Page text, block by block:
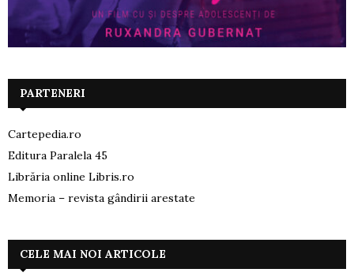
PARTENERI
Cartepedia.ro
Editura Paralela 45
Librăria online Libris.ro
Memoria – revista gândirii arestate
CELE MAI NOI ARTICOLE